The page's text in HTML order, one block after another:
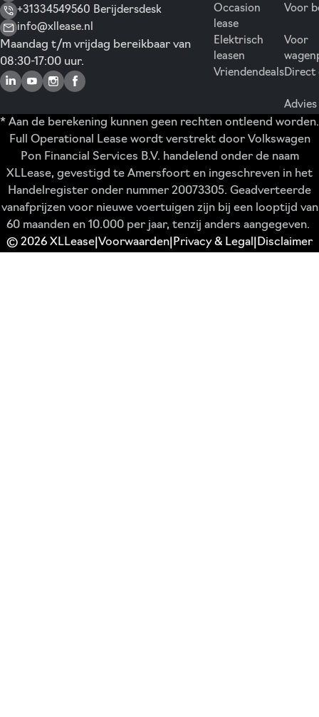
+31334549560 Berijdersdesk
info@xllease.nl
Maandag t/m vrijdag bereikbaar van
08:30-17:00 uur.
Occasion
lease
Elektrisch
leasen
Vriendendeals
Voor
Voor
Direct
* Aan de berekening kunnen geen rechten ontleend worden.
Full Operational Lease wordt verstrekt door Volkswagen
Pon Financial Services B.V. handelend onder de naam
XLLease, gevestigd te Amersfoort en ingeschreven in het
Handelregister onder nummer 20073305. Geadverteerde
vanafprijzen voor nieuwe voertuigen zijn bij een looptijd van
60 maanden en 10.000 per jaar, tenzij anders aangegeven.
© 2026 XLLease Voorwaarden Privacy & Legal Disclaimer